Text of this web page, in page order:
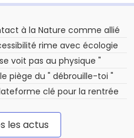
à la Nature comme allié
rime avec écologie
voit pas au physique "
piège du " débrouille-toi "
clé pour la rentrée
les actus